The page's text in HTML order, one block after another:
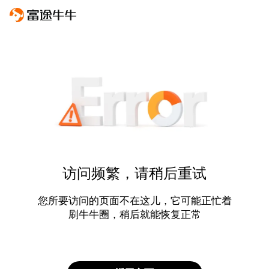
访问频繁，请稍后重试
您所要访问的页面不在这儿，它可能正忙着
刷牛牛圈，稍后就能恢复正常